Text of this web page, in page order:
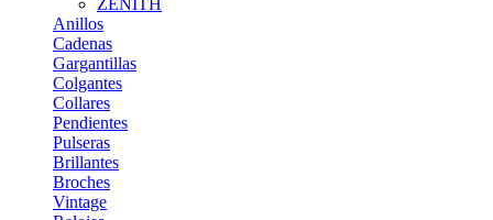
ZENITH
Anillos
Cadenas
Gargantillas
Colgantes
Collares
Pendientes
Pulseras
Brillantes
Broches
Vintage